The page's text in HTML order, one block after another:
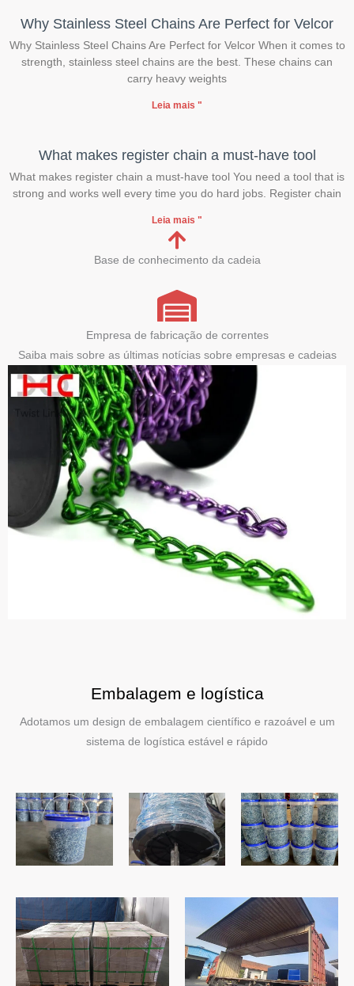
Why Stainless Steel Chains Are Perfect for Velcor
Why Stainless Steel Chains Are Perfect for Velcor When it comes to
strength, stainless steel chains are the best. These chains can
carry heavy weights
Leia mais "
What makes register chain a must-have tool
What makes register chain a must-have tool You need a tool that is
strong and works well every time you do hard jobs. Register chain
Leia mais "
Base de conhecimento da cadeia
Empresa de fabricação de correntes
Saiba mais sobre as últimas notícias sobre empresas e cadeias
Embalagem e logística
Adotamos um design de embalagem científico e razoável e um
sistema de logística estável e rápido